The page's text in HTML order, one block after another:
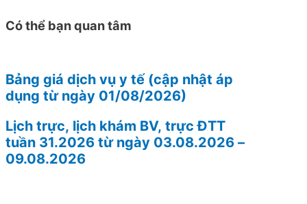
Có thể bạn quan tâm
Bảng giá dịch vụ y tế (cập nhật áp
dụng từ ngày 01/08/2026)
Lịch trực, lịch khám BV, trực ĐTT
tuần 31.2026 từ ngày 03.08.2026 –
09.08.2026